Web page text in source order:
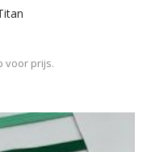
voor prijs.